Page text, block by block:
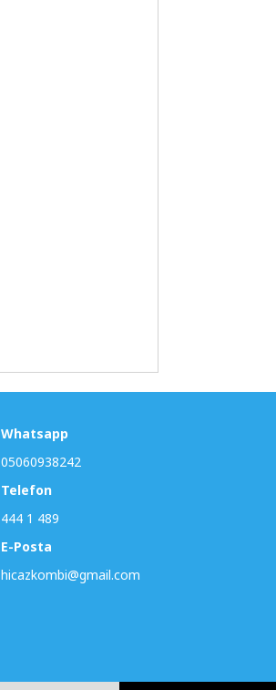
Whatsapp
05060938242
Telefon
444 1 489
E-Posta
hicazkombi@gmail.com